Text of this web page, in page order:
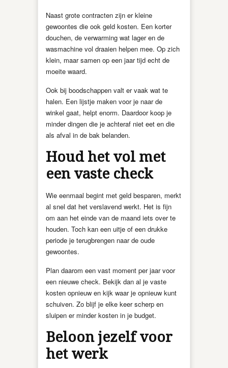
Naast grote contracten zijn er kleine
gewoontes die ook geld kosten. Een korter
douchen, de verwarming wat lager en de
wasmachine vol draaien helpen mee. Op zich
klein, maar samen op een jaar tijd echt de
moeite waard.
Ook bij boodschappen valt er vaak wat te
halen. Een lijstje maken voor je naar de
winkel gaat, helpt enorm. Daardoor koop je
minder dingen die je achteraf niet eet en die
als afval in de bak belanden.
Houd het vol met
een vaste check
Wie eenmaal begint met geld besparen, merkt
al snel dat het verslavend werkt. Het is fijn
om aan het einde van de maand iets over te
houden. Toch kan een uitje of een drukke
periode je terugbrengen naar de oude
gewoontes.
Plan daarom een vast moment per jaar voor
een nieuwe check. Bekijk dan al je vaste
kosten opnieuw en kijk waar je opnieuw kunt
schuiven. Zo blijf je elke keer scherp en
sluipen er minder kosten in je budget.
Beloon jezelf voor
het werk